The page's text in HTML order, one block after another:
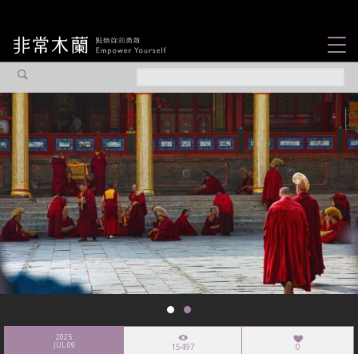
觀點專欄
焦點企劃
社會企業
認識我們
2025
JUL 09 15497 0